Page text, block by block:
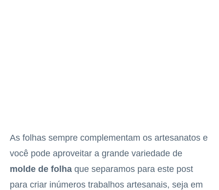
As folhas sempre complementam os artesanatos e
você pode aproveitar a grande variedade de
molde de folha que separamos para este post
para criar inúmeros trabalhos artesanais, seja em